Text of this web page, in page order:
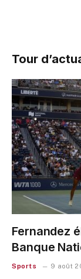
Tour
Fernandez
Banque
Sports 9 août